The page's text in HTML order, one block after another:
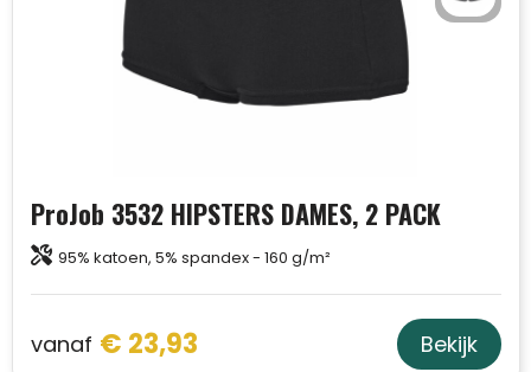
ProJob 3532 HIPSTERS DAMES, 2 PACK
95% katoen, 5% spandex - 160 g/m²
vanaf € 23,93 Bekijk